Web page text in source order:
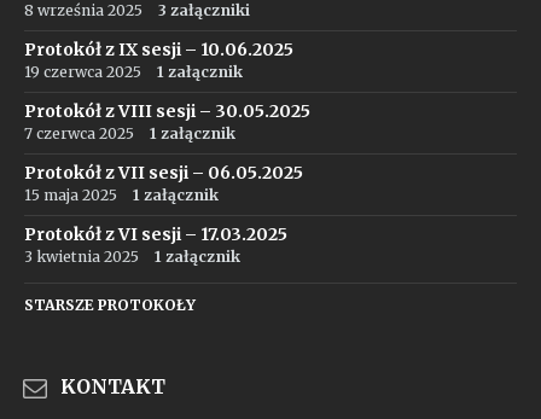
8 września 2025 3 załączniki
Protokół z IX sesji – 10.06.2025
19 czerwca 2025 1 załącznik
Protokół z VIII sesji – 30.05.2025
7 czerwca 2025 1 załącznik
Protokół z VII sesji – 06.05.2025
15 maja 2025 1 załącznik
Protokół z VI sesji – 17.03.2025
3 kwietnia 2025 1 załącznik
STARSZE PROTOKOŁY
KONTAKT